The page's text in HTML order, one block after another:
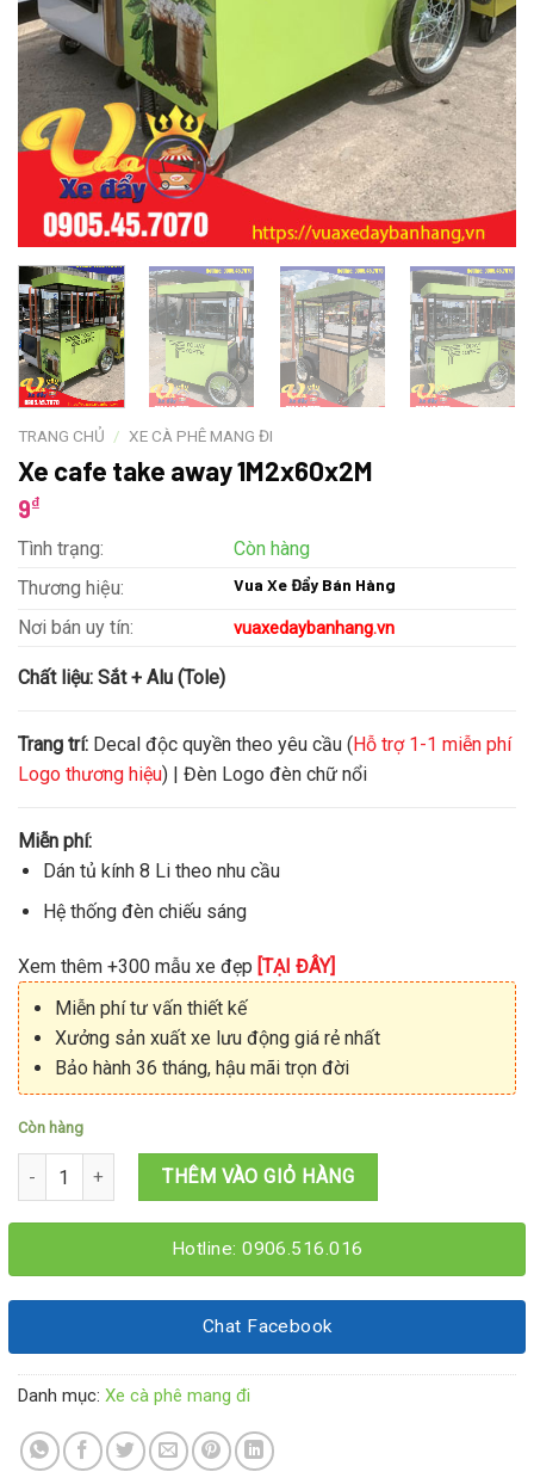
TRANG CHỦ / XE CÀ PHÊ MANG ĐI
Xe cafe take away 1M2x60x2M
9₫
Tình trạng:
Còn hàng
Thương hiệu:
Vua Xe Đẩy Bán Hàng
Nơi bán uy tín: vuaxedaybanhang.vn
Chất liệu: Sắt + Alu (Tole)
Trang trí: Decal độc quyền theo yêu cầu (Hỗ trợ 1-1 miễn phí
Logo thương hiệu) | Đèn Logo đèn chữ nổi
Miễn phí:
Dán tủ kính 8 Li theo nhu cầu
Hệ thống đèn chiếu sáng
Xem thêm +300 mẫu xe đẹp [TẠI ĐÂY]
Miễn phí tư vấn thiết kế
Xưởng sản xuất xe lưu động giá rẻ nhất
Bảo hành 36 tháng, hậu mãi trọn đời
Còn hàng
Xe cafe take away 1M2x60x2M số lượng
THÊM VÀO GIỎ HÀNG
Hotline: 0906.516.016
Chat Facebook
Danh mục: Xe cà phê mang đi